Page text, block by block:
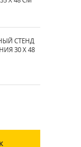
СТЕНД
30 X 48